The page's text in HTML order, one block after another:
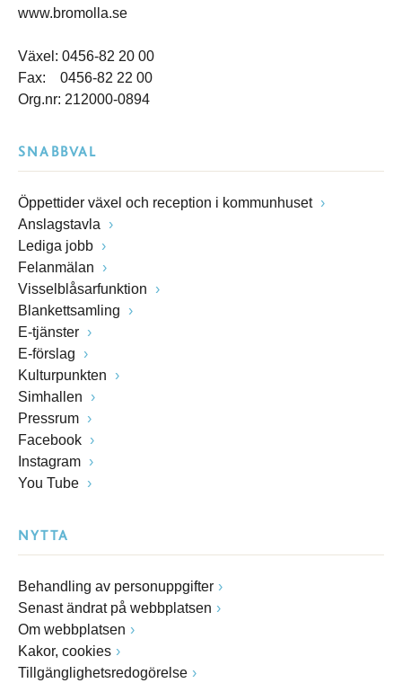
www.bromolla.se
Växel: 0456-82 20 00
Fax: 0456-82 22 00
Org.nr: 212000-0894
SNABBVAL
Öppettider växel och reception i kommunhuset
Anslagstavla
Lediga jobb
Felanmälan
Visselblåsarfunktion
Blankettsamling
E-tjänster
E-förslag
Kulturpunkten
Simhallen
Pressrum
Facebook
Instagram
You Tube
NYTTA
Behandling av personuppgifter
Senast ändrat på webbplatsen
Om webbplatsen
Kakor, cookies
Tillgänglighetsredogörelse